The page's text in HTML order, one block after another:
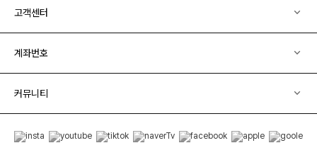
고객센터
계좌번호
커뮤니티